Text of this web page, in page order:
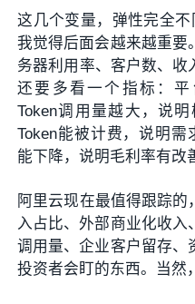
这几个变量，弹性完全不
我觉得后面会越来越重要
务器利用率、客户数、
还要多看一个指标：平
Token调用量越大，说
Token能被计费，说明需
能下降，说明毛利率有改
阿里云现在最值得跟踪
入占比、外部商业化收入
调用量、企业客户留存、
投资者会盯的东西。当然